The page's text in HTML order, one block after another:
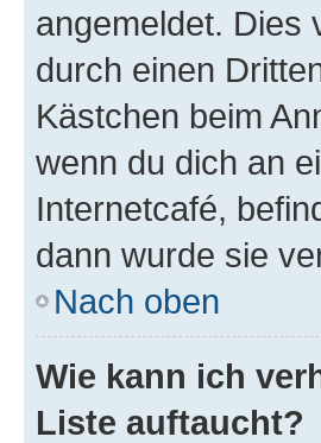
angemeldet. Dies
durch einen
Kästchen beim
wenn du dich an
Internetcafé,
dann wurde sie
Nach oben
Wie kann ich
Liste auftaucht?